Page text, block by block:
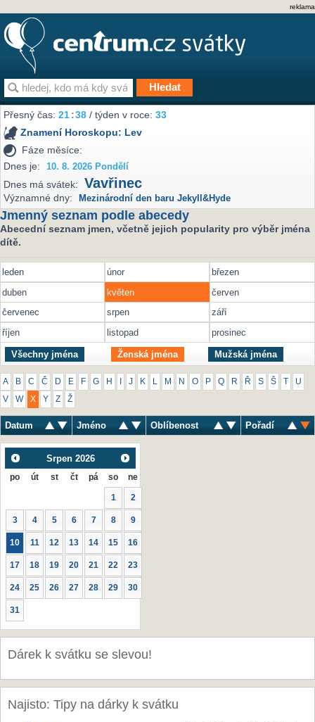
reklama
Přesný čas:21:38 / týden v roce:33
Znamení Horoskopu: Lev
Fáze měsíce:
Dnes je:
10. 8. 2026 Pondělí
Dnes má svátek: Vavřinec
Významné dny: Mezinárodní den baru Jekyll&Hyde
Jmenný seznam podle abecedy
Abecední seznam jmen, včetně jejich popularity pro výběr jména
dítě.
leden únor
březen
duben
květen
červen
červenec
srpen
září
říjen
listopad prosinec
Všechny jména Ženská jména Mužská jména
A B C Č D E F G H J K M N O P Q R Ř S Š U
V W X Y Z Ž
Datum Jméno Oblíbenost Pořadí
Srpen 2026
po út st čt pá so ne
1 2
3 4 5 6 7 8 9
10 11 12 13 14 15 16
17 18 19 20 21 22 23
24 25 26 27 28 29 30
31
Dárek k svátku se slevou!
Najisto: Tipy na dárky k svátku